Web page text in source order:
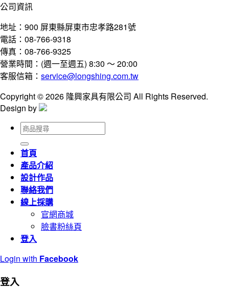
公司資訊
地址：900 屏東縣屏東市忠孝路281號
電話：08-766-9318
傳真：08-766-9325
營業時間：(週一至週五) 8:30 ～ 20:00
客服信箱： service@longshing.com.tw
Copyright © 2026 隆興家具有限公司 All Rights Reserved.
Design by
搜
尋
關
鍵
字:
首頁
產品介紹
設計作品
聯絡我們
線上採購
官網商城
臉書粉絲頁
登入
Login with Facebook
登入